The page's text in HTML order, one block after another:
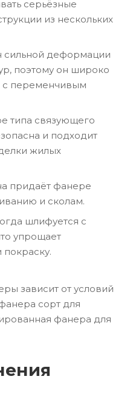
серьёзные
из нескольких
деформации
поэтому он широко
с переменчивым
типа связующего
и подходит
жилых
придаёт фанере
и сколам.
шлифуется с
упрощает
зависит от условий
сорт для
фанера для